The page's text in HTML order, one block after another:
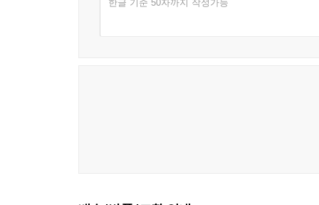
한글 기준 50자까지 작성가능